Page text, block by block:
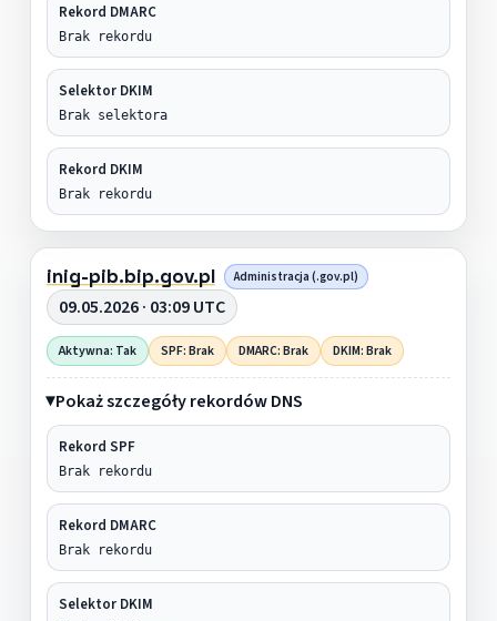
Rekord DMARC
Brak rekordu
Selektor DKIM
Brak selektora
Rekord DKIM
Brak rekordu
inig-pib.bip.gov.pl Administracja (.gov.pl)
09.05.2026 · 03:09 UTC
Aktywna: Tak SPF: Brak DMARC: Brak DKIM: Brak
Pokaż szczegóły rekordów DNS
Rekord SPF
Brak rekordu
Rekord DMARC
Brak rekordu
Selektor DKIM